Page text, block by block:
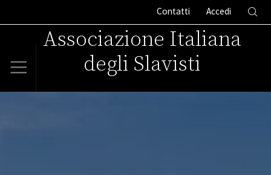
Contatti Accedi
Associazione Italiana
degli Slavisti